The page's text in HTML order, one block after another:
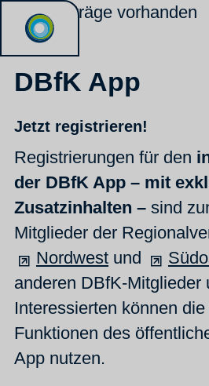
Keine Einträge vorhanden
DBfK App
Jetzt registrieren!
Registrierungen für den
der DBfK App – mit
Zusatzinhalten – sind
Mitglieder der
Nordwest und
anderen DBfK-Mitglieder
Interessierten können
Funktionen des
App nutzen.